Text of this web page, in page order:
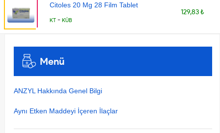
Citoles 20 Mg 28 Film Tablet
KT - KÜB
129,83 ₺
Menü
ANZYL Hakkında Genel Bilgi
Aynı Etken Maddeyi İçeren İlaçlar